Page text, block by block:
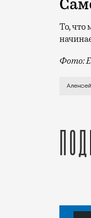
То, что
Фото:
О
Люди